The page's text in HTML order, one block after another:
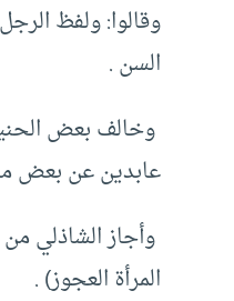
وقالوا: ولفظ
السن .
وخالف بعض
عابدين عن بعض
وأجاز الشاذلي من
المرأة العجوز) .